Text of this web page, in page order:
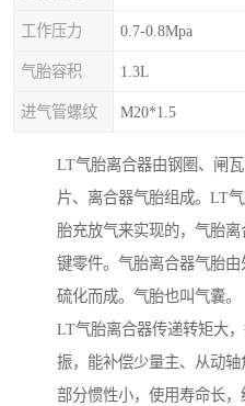
工作压力 0.7-0.8Mpa
气胎容积 1.3L
进气管螺纹 M20*1.5
LT气胎离合器由钢圈、闸
片、离合器气胎组成。LT
胎充放气来实现的，气胎
键零件。气胎离合器气胎
硫化而成。气胎也叫气囊。
LT气胎离合器传递转矩大
振，能补偿少量主、从动
部分惯性小，使用寿命长